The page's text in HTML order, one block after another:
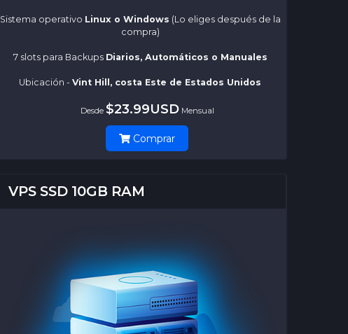
Sistema operativo Linux o Windows (Lo eliges después de la
compra)
7 slots para Backups Diarios, Automáticos o Manuales
Ubicación - Vint Hill, costa Este de Estados Unidos
Desde $23.99USDMensual
Comprar
VPS SSD 10GB RAM